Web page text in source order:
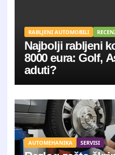
RABLJENI AUTOMOBILI
Najbolji rabljeni
8000 eura: Golf,
aduti?
AUTOMEHANIKA SERVISI